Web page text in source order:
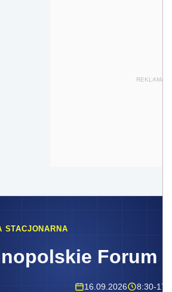
REKLAMA
STACJONARNA
Forum
16.09.2026 8:30-